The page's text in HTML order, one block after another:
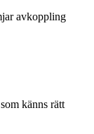
avkoppling
känns rätt